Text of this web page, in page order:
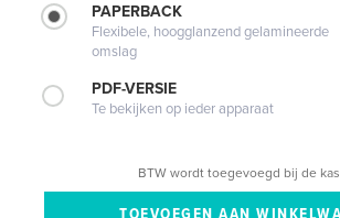
PAPERBACK
Flexibele, hoogglanzend gelamineerde
omslag
PDF-VERSIE
Te bekijken op ieder apparaat
BTW wordt toegevoegd bij de